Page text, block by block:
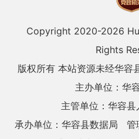
Copyright 2020-2026
Rights
版权所有 本站资源未经华容
主办单位：华
主管单位：华容
承办单位：华容县数据局
管